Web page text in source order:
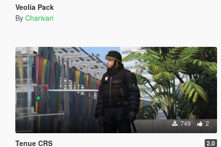
Veolia Pack
By Charivari
749 2
Tenue CRS 2.0